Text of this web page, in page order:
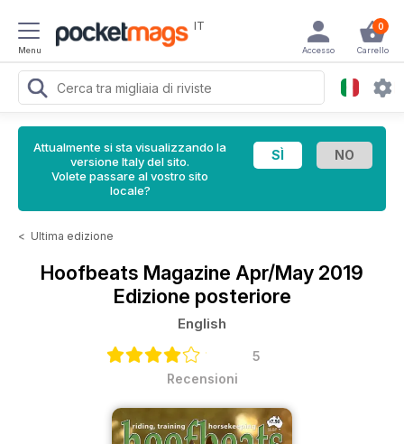
Menu
IT 0
Carrello
Accesso
Attualmente si sta visualizzando la
versione Italy del sito.
Volete passare al vostro sito
locale?
< Ultima edizione
Hoofbeats Magazine Apr/May 2019
Edizione posteriore
English
5
Recensioni